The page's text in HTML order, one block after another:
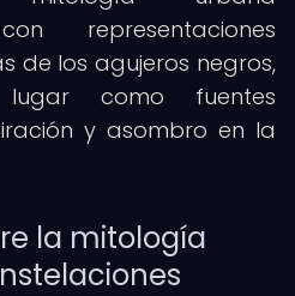
representaciones
de los agujeros negros,
como fuentes
y asombro en la
la mitología